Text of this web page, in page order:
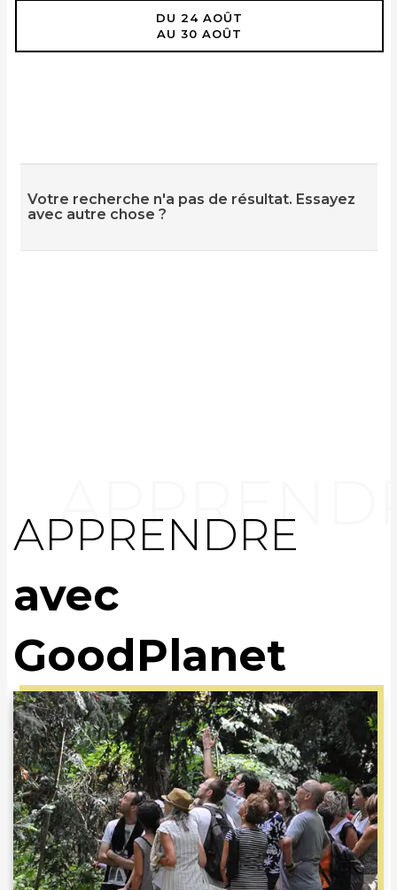
DU 24 AOÛT
AU 30 AOÛT
Votre recherche n'a pas de résultat. Essayez
avec autre chose ?
APPRENDRE
avec
GoodPlanet